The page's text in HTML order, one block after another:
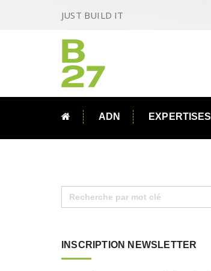
JUST BUILD IT
ADN EXPERTISES
Search
for:
INSCRIPTION NEWSLETTER